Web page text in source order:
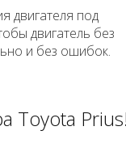
двигателя под
двигатель без
и без ошибок.
Toyota